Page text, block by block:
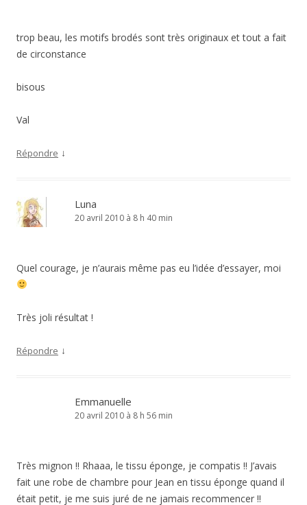
trop beau, les motifs brodés sont très originaux et tout a fait
de circonstance
bisous
Val
Répondre ↓
Luna
20 avril 2010 à 8 h 40 min
Quel courage, je n’aurais même pas eu l’idée d’essayer, moi
Très joli résultat !
Répondre ↓
Emmanuelle
20 avril 2010 à 8 h 56 min
Très mignon !! Rhaaa, le tissu éponge, je compatis !! J’avais
fait une robe de chambre pour Jean en tissu éponge quand il
était petit, je me suis juré de ne jamais recommencer !!